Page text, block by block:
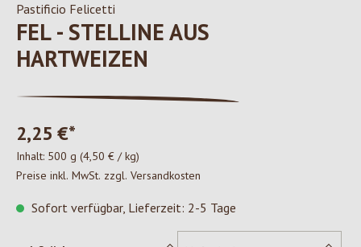
Pastificio Felicetti
FEL - STELLINE AUS
HARTWEIZEN
2,25 €*
Inhalt: 500 g (4,50 € / kg)
Preise inkl. MwSt. zzgl. Versandkosten
Sofort verfügbar, Lieferzeit: 2-5 Tage